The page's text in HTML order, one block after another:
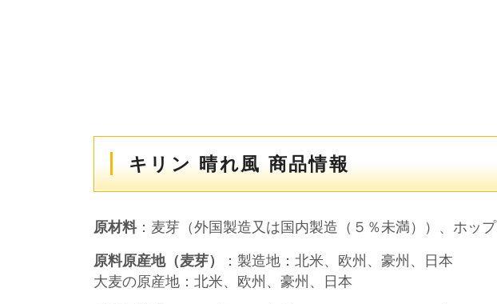
キリン 晴れ風 商品情報
原材料：麦芽（外国製造又は国内製造（５％未満））、ホップ
原料原産地（麦芽）
：製造地：北米、欧州、豪州、日本
大麦の原産地：北米、欧州、豪州、日本